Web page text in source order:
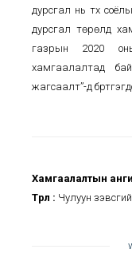
дурсгал нь түүх
дурсгал төрөлд
газрын 2020
хамгаалалтад
жагсаалт”-д
Хамгаалалтын
Төрөл : Чулуун